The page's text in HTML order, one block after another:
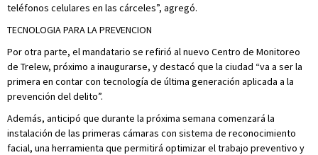
teléfonos celulares en las cárceles”, agregó.
TECNOLOGIA PARA LA PREVENCION
Por otra parte, el mandatario se refirió al nuevo Centro de Monitoreo
de Trelew, próximo a inaugurarse, y destacó que la ciudad “va a ser la
primera en contar con tecnología de última generación aplicada a la
prevención del delito”.
Además, anticipó que durante la próxima semana comenzará la
instalación de las primeras cámaras con sistema de reconocimiento
facial, una herramienta que permitirá optimizar el trabajo preventivo y